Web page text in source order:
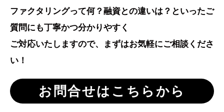
ファクタリングって何？融資との違いは？といったご
質問にも丁寧かつ分かりやすく
ご対応いたしますので、
まずはお気軽にご相談くださ
い！
お問合せはこちらから